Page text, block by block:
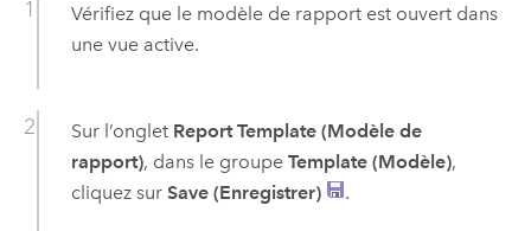
Vérifiez que le modèle de rapport est ouvert dans
une vue active.
Sur l’onglet Report Template (Modèle de
rapport), dans le groupe Template (Modèle),
cliquez sur Save (Enregistrer) .